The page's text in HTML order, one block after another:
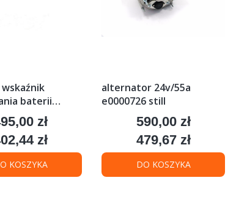
baterii
12v-48v
zł
zł
KOSZYKA
alternator 24v/55a
e0000726 still
Cena
590,00 zł
Cena
479,67 zł
DO KOSZYKA